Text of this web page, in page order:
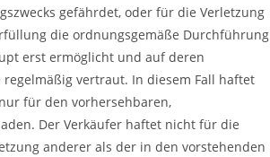
gefährdet, oder für die Verletzung
die ordnungsgemäße Durchführung
erst ermöglicht und auf deren
vertraut. In diesem Fall haftet
für den vorhersehbaren,
Der Verkäufer haftet nicht für die
anderer als der in den vorstehenden